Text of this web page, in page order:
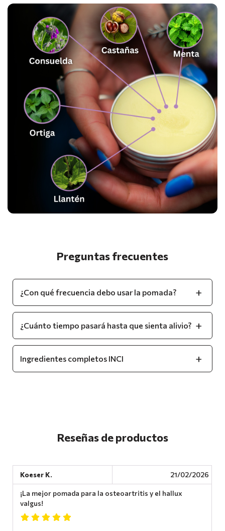
Preguntas frecuentes
¿Con qué frecuencia debo usar la pomada?
¿Cuánto tiempo pasará hasta que sienta alivio?
Ingredientes completos INCI
Reseñas de productos
Koeser K. 21/02/2026
¡La mejor pomada para la osteoartritis y el hallux
valgus!